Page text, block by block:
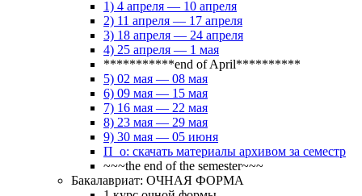
1) 4 апреля — 10 апреля
2) 11 апреля — 17 апреля
3) 18 апреля — 24 апреля
4) 25 апреля — 1 мая
***********end of April**********
5) 02 мая — 08 мая
6) 09 мая — 15 мая
7) 16 мая — 22 мая
8) 23 мая — 29 мая
9) 30 мая — 05 июня
П_о: скачать материалы архивом за семестр
~~~the end of the semester~~~
Бакалавриат: ОЧНАЯ ФОРМА